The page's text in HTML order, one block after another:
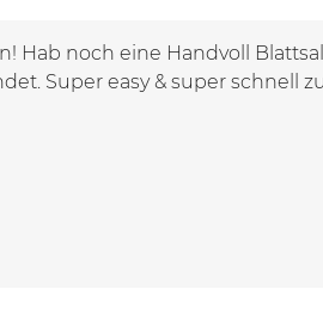
Hab noch eine Handvoll
Super easy & super schnell